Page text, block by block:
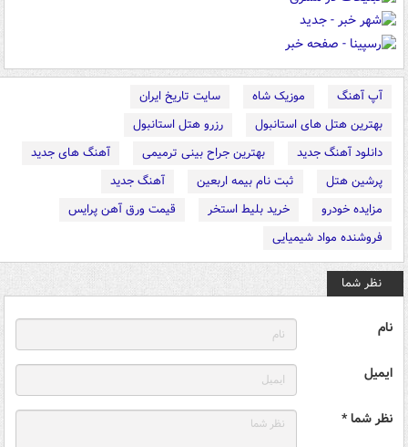
آپ آهنگ موزیک شاه
سایت تاریخ ایران
بهترین هتل های استانبول
رزرو هتل استانبول
دانلود آهنگ جدید
بهترین جراح بینی ترمیمی
آهنگ های جدید
پرشین هتل
ثبت نام بیمه اربعین
آهنگ جدید
مزایده خودرو
خرید بلیط استخر
قیمت ورق آهن پرایس
فروشنده مواد شیمیایی
نظر شما
نام
ایمیل
نظر شما *